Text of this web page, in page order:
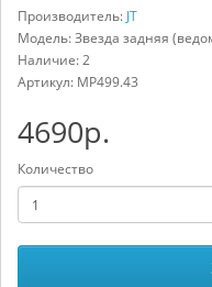
Производитель: JT
Модель: Звезда задняя
Наличие: 2
Артикул: MP499.43
4690р.
Количество